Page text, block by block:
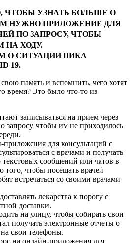
ЧТОБЫ УЗНАТЬ БОЛЬШЕ О
НУЖНО ПРИЛОЖЕНИЕ ДЛЯ
ПО ЗАПРОСУ, ЧТОБЫ
НА ХОДУ.
О СИТУАЦИИ ПИКА
19.
память и вспомнить, чего хотят
время? Это было что-то из
записываться на прием через
запросу, чтобы им не приходилось
для консультаций с
с врачами и получать
сообщений или чатов в
чтобы посещать врачей
встречаться со своими врачами
лекарства к порогу с
доставки.
на улицу, чтобы собирать свои
получать электронные отчеты о
на свои телефоны.
на онлайн-приложения для